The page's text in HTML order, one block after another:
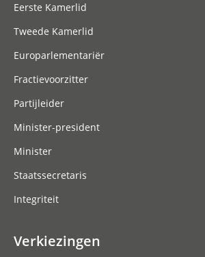
Eerste Kamerlid
Tweede Kamerlid
Europarlementariër
Fractievoorzitter
Partijleider
Minister-president
Minister
Staatssecretaris
Integriteit
Verkiezingen